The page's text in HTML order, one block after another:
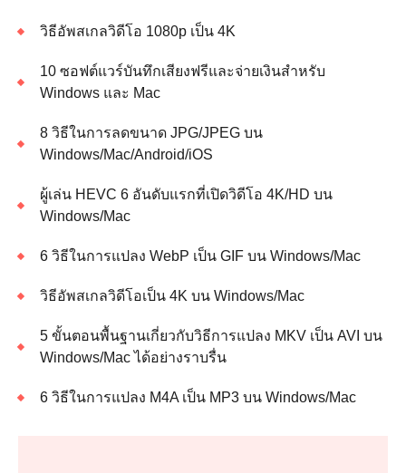
วิธีอัพสเกลวิดีโอ 1080p เป็น 4K
10 ซอฟต์แวร์บันทึกเสียงฟรีและจ่ายเงินสำหรับ
Windows และ Mac
8 วิธีในการลดขนาด JPG/JPEG บน
Windows/Mac/Android/iOS
ผู้เล่น HEVC 6 อันดับแรกที่เปิดวิดีโอ 4K/HD บน
Windows/Mac
6 วิธีในการแปลง WebP เป็น GIF บน Windows/Mac
วิธีอัพสเกลวิดีโอเป็น 4K บน Windows/Mac
5 ขั้นตอนพื้นฐานเกี่ยวกับวิธีการแปลง MKV เป็น AVI บน
Windows/Mac ได้อย่างราบรื่น
6 วิธีในการแปลง M4A เป็น MP3 บน Windows/Mac